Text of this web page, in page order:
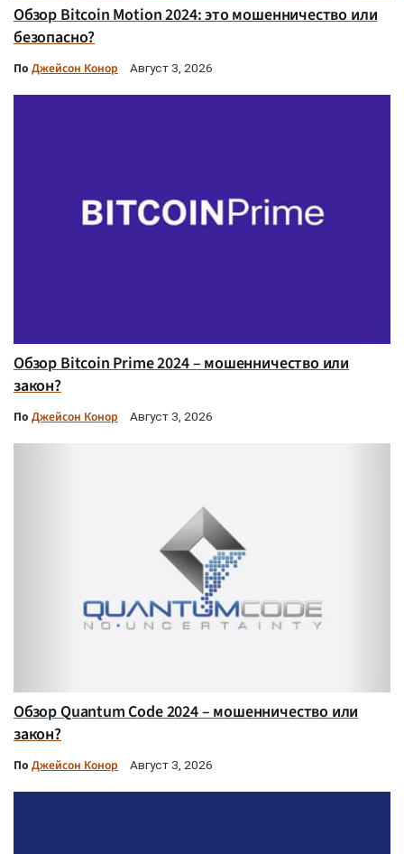
Обзор Bitcoin Motion 2024: это мошенничество или
безопасно?
По Джейсон Конор Август 3, 2026
Обзор Bitcoin Prime 2024 – мошенничество или
закон?
По Джейсон Конор Август 3, 2026
Обзор Quantum Code 2024 – мошенничество или
закон?
По Джейсон Конор Август 3, 2026